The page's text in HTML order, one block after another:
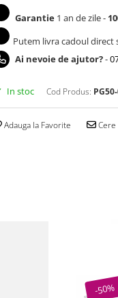
Garantie 1 an de zile -
Putem livra cadoul
Ai nevoie de ajutor?-
In stoc Cod Produs:
Adauga la Favorite
-50%